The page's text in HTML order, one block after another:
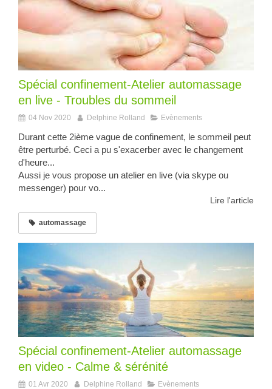
Spécial confinement-Atelier automassage
en live - Troubles du sommeil
04 Nov 2020 Delphine Rolland Evènements
Durant cette 2ième vague de confinement, le sommeil peut
être perturbé. Ceci a pu s'exacerber avec le changement
d'heure...
Aussi je vous propose un atelier en live (via skype ou
messenger) pour vo...
Lire l'article
automassage
Spécial confinement-Atelier automassage
en video - Calme & sérénité
01 Avr 2020 Delphine Rolland Evènements